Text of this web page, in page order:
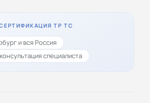
ТР ТС
и вся Россия
специалиста